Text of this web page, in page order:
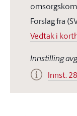
Forslag fra
Vedtak i
Innstilling
Innst.